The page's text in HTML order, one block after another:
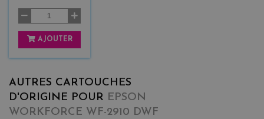
AJOUTER
AUTRES CARTOUCHES
D'ORIGINE POUR EPSON
WORKFORCE WF-2910 DWF